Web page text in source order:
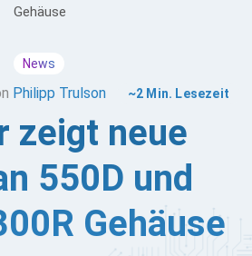
Gehäuse
News
Philipp Trulson ~2 Min. Lesezeit
zeigt neue
550D und
Gehäuse